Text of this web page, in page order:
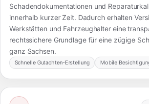
Schadendokumentationen und
innerhalb kurzer Zeit. Dadurch erhalten
Werkstätten und Fahrzeughalter eine
rechtssichere Grundlage für eine zügige
ganz Sachsen.
Schnelle Gutachten-Erstellung Mobile